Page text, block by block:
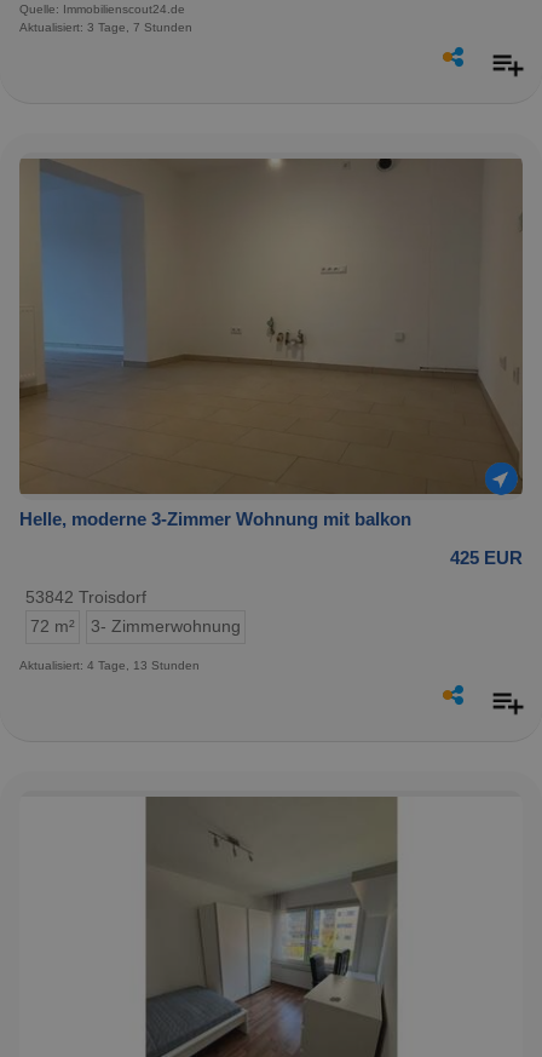
Quelle: Immobilienscout24.de
Aktualisiert: 3 Tage, 7 Stunden
Helle, moderne 3-Zimmer Wohnung mit balkon
425 EUR
53842 Troisdorf
72 m²
3- Zimmerwohnung
Aktualisiert: 4 Tage, 13 Stunden